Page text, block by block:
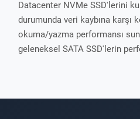
Datacenter NVMe SSD'lerini
durumunda veri kaybına
okuma/yazma performansı
geleneksel SATA SSD'lerin